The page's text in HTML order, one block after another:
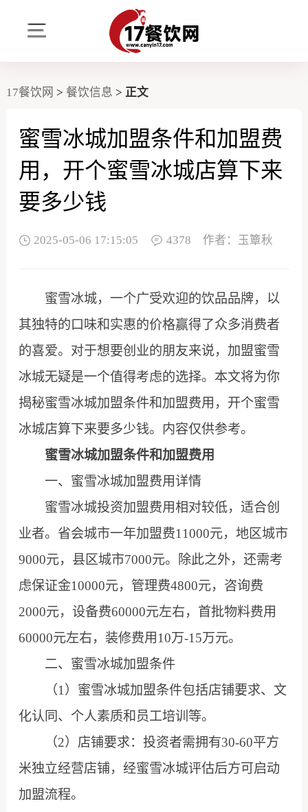
17餐饮网 > 餐饮信息 > 正文
蜜雪冰城加盟条件和加盟费
用，开个蜜雪冰城店算下来
要多少钱
2025-05-06 17:15:05 4378 作者：玉簟秋
蜜雪冰城，一个广受欢迎的饮品品牌，以
其独特的口味和实惠的价格赢得了众多消费者
的喜爱。对于想要创业的朋友来说，加盟蜜雪
冰城无疑是一个值得考虑的选择。本文将为你
揭秘蜜雪冰城加盟条件和加盟费用，开个蜜雪
冰城店算下来要多少钱。内容仅供参考。
蜜雪冰城加盟条件和加盟费用
一、蜜雪冰城加盟费用详情
蜜雪冰城投资加盟费用相对较低，适合创
业者。省会城市一年加盟费11000元，地区城市
9000元，县区城市7000元。除此之外，还需考
虑保证金10000元，管理费4800元，咨询费
2000元，设备费60000元左右，首批物料费用
60000元左右，装修费用10万-15万元。
二、蜜雪冰城加盟条件
（1）蜜雪冰城加盟条件包括店铺要求、文
化认同、个人素质和员工培训等。
（2）店铺要求：投资者需拥有30-60平方
米独立经营店铺，经蜜雪冰城评估后方可启动
加盟流程。